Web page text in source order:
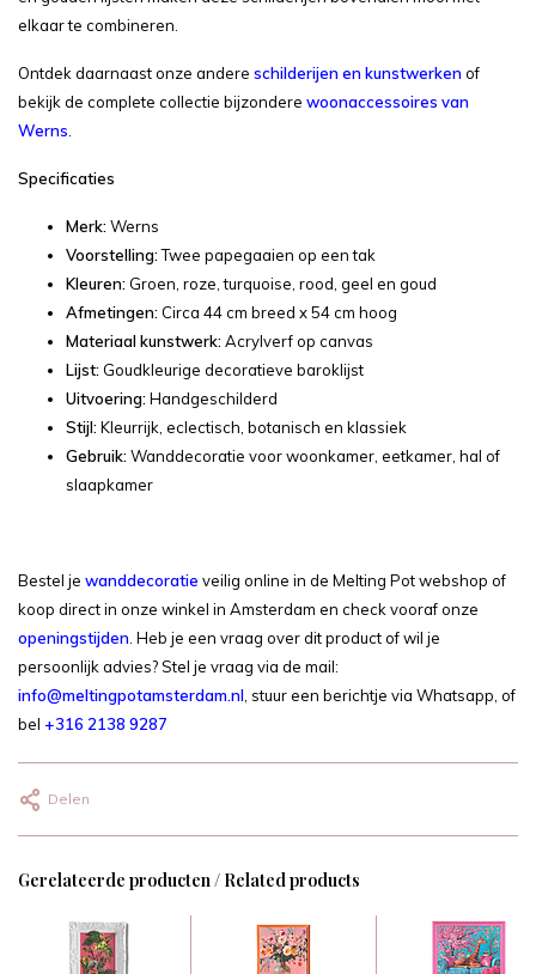
elkaar te combineren.
Ontdek daarnaast onze andere schilderijen en kunstwerken of
bekijk de complete collectie bijzondere woonaccessoires van
Werns.
Specificaties
Merk: Werns
Voorstelling:Twee papegaaien op een tak
Kleuren: Groen, roze, turquoise, rood, geel en goud
Afmetingen: Circa 44 cm breed x 54 cm hoog
Materiaal kunstwerk: Acrylverf op canvas
Lijst: Goudkleurige decoratieve baroklijst
Uitvoering: Handgeschilderd
Stijl: Kleurrijk, eclectisch, botanisch en klassiek
Gebruik: Wanddecoratie voor woonkamer, eetkamer, hal of
slaapkamer
Bestel je wanddecoratie veilig online in de Melting Pot webshop of
koop direct in onze winkel in Amsterdam en check vooraf onze
openingstijden. Heb je een vraag over dit product of wil je
persoonlijk advies? Stel je vraag via de mail:
info@meltingpotamsterdam.nl, stuur een berichtje via Whatsapp, of
bel +316 2138 9287
Delen
Gerelateerde producten / Related products